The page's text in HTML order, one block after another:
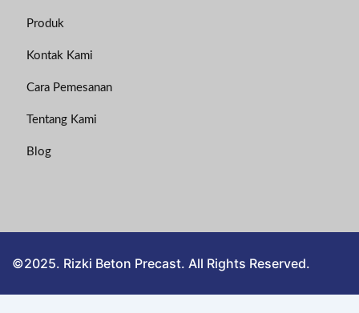
Produk
Kontak Kami
Cara Pemesanan
Tentang Kami
Blog
©2025. Rizki Beton Precast. All Rights Reserved.